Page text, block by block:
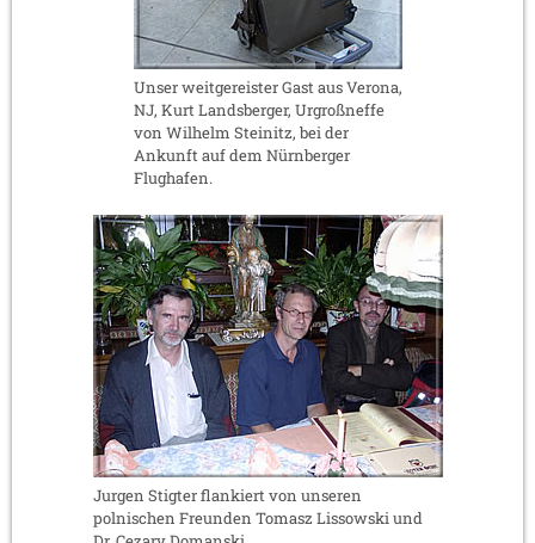
Unser weitgereister Gast aus Verona,
NJ, Kurt Landsberger, Urgroßneffe
von Wilhelm Steinitz, bei der
Ankunft auf dem Nürnberger
Flughafen.
Jurgen Stigter flankiert von unseren
polnischen Freunden Tomasz Lissowski und